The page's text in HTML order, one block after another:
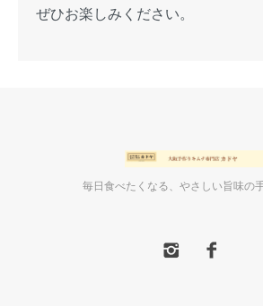
ぜひお楽しみください。
毎日食べたくなる、やさしい旨味の